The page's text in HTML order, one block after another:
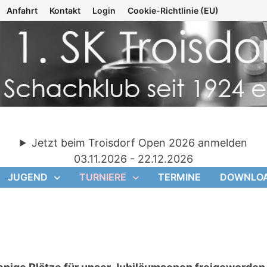
Anfahrt Kontakt Login Cookie-Richtlinie (EU)
Jetzt beim Troisdorf Open 2026 anmelden
03.11.2026 - 22.12.2026
JUGEND TURNIERE TERMINE